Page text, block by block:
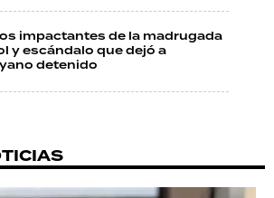
impactantes de la madrugada
y escándalo que dejó a
detenido